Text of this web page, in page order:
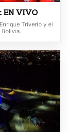
EN VIVO
Triverio y el